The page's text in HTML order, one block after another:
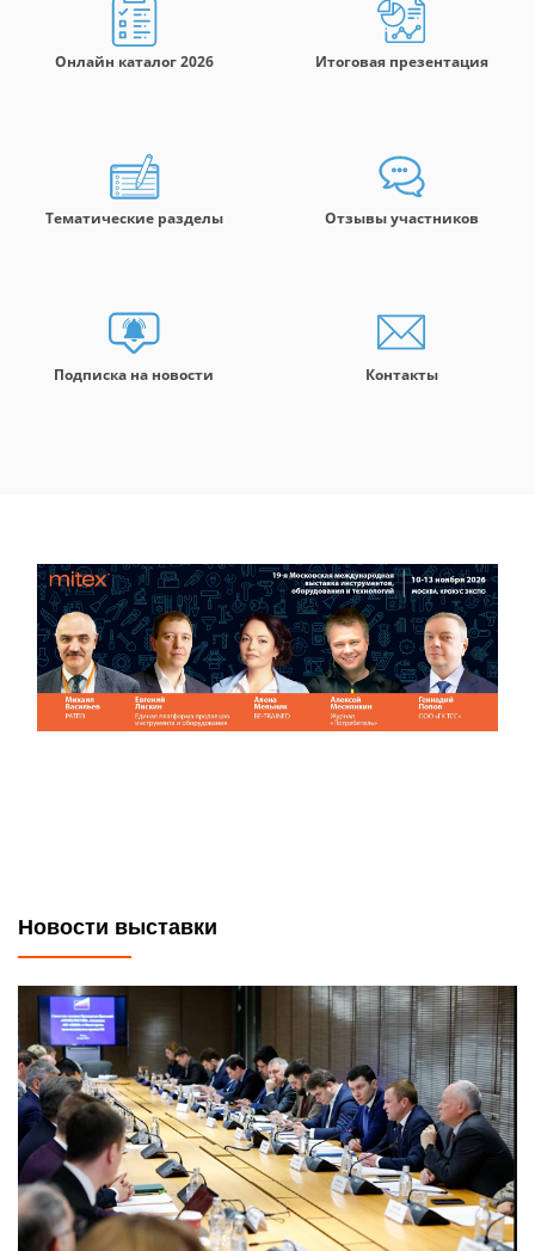
Онлайн каталог 2026 Итоговая презентация
Тематические разделы Отзывы участников
Подписка на новости Контакты
Новости выставки